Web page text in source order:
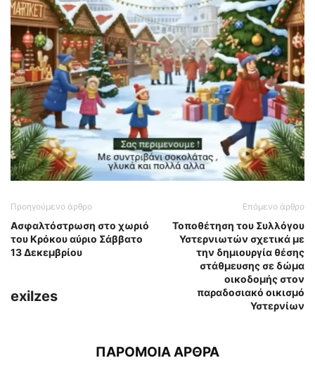
Προηγούμενο άρθρο
Ασφαλτόστρωση στο χωριό
του Κρόκου αύριο Σάββατο
13 Δεκεμβρίου
Επόμενο άρθρο
Τοποθέτηση του Συλλόγου
Υστερνιωτών σχετικά με
την δημιουργία θέσης
στάθμευσης σε δώμα
οικοδομής στον
παραδοσιακό οικισμό
Υστερνίων
exilzes
ΠΑΡΟΜΟΙΑ ΑΡΘΡΑ